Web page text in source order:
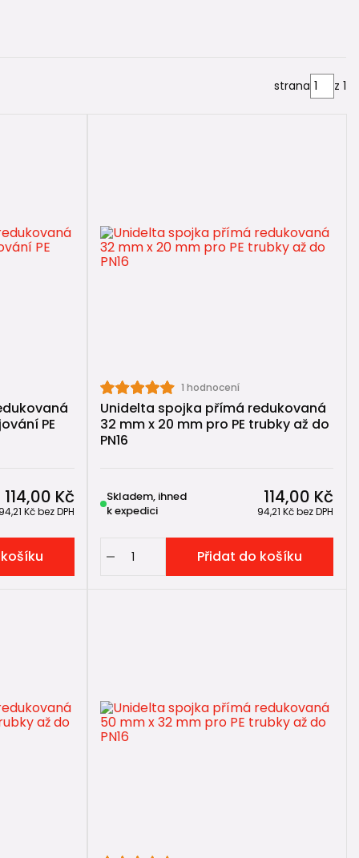
PE potrubí.
montáž
strana z 1
PE
114,00 Kč
94,21 Kčbez DPH
1 hodnocení
Unidelta spojka přímá redukovaná
32 mm x 20 mm pro PE trubky až do
PN16
114,00 Kč
94,21 Kčbez DPH
Skladem, ihned
k expedici
Přidat do košíku